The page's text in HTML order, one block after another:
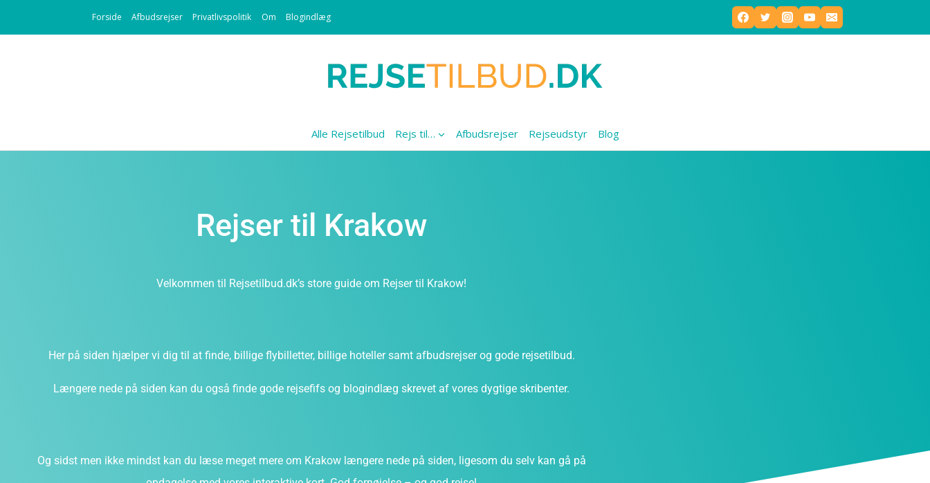
Forside Afbudsrejser Privatlivspolitik Om Blogindlæg
Alle Rejsetilbud Rejs til… Afbudsrejser Rejseudstyr Blog
Rejser til Krakow
Velkommen til Rejsetilbud.dk’s store guide om Rejser til Krakow!
Her på siden hjælper vi dig til at finde, billige flybilletter, billige hoteller samt afbudsrejser og gode rejsetilbud.
Længere nede på siden kan du også finde gode rejsefifs og blogindlæg skrevet af vores dygtige skribenter.
Og sidst men ikke mindst kan du læse meget mere om Krakow længere nede på siden, ligesom du selv kan gå på